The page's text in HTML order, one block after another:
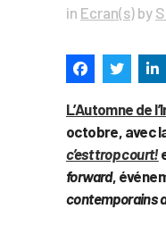
in Ecran(s) by
L’Automne de
octobre, avec
c’est trop court!
forward,
contemporains